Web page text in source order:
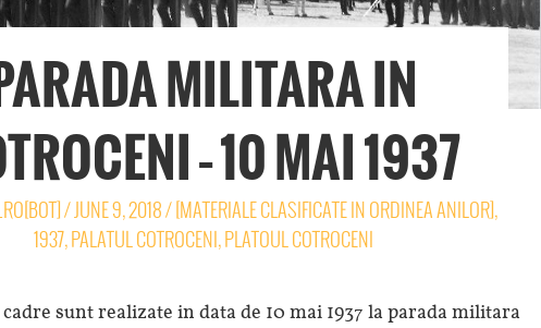
MILITARA IN
– 10 MAI 1937
/JUNE 9, 2018/[MATERIALE CLASIFICATE IN ORDINEA ANILOR],
1937,PALATUL COTROCENI,PLATOUL COTROCENI
sunt realizate in data de 10 mai 1937 la parada militara